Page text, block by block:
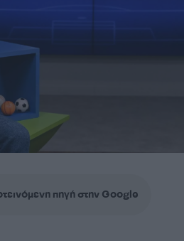
πηγή στην Google